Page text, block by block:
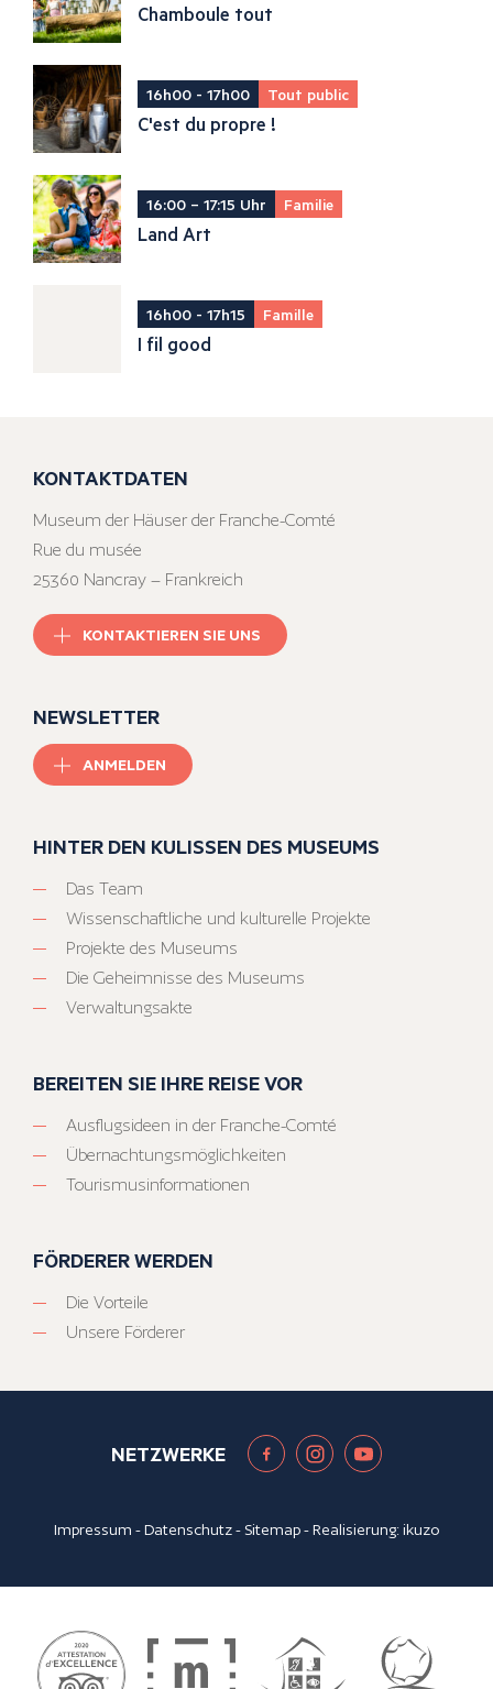
Chamboule tout
16h00 - 17h00 Tout public
C'est du propre !
16:00 – 17:15 Uhr Familie
Land Art
16h00 - 17h15 Famille
I fil good
KONTAKTDATEN
Museum der Häuser der Franche-Comté
Rue du musée
25360 Nancray – Frankreich
KONTAKTIEREN SIE UNS
NEWSLETTER
ANMELDEN
HINTER DEN KULISSEN DES MUSEUMS
Das Team
Wissenschaftliche und kulturelle Projekte
Projekte des Museums
Die Geheimnisse des Museums
Verwaltungsakte
BEREITEN SIE IHRE REISE VOR
Ausflugsideen in der Franche-Comté
Übernachtungsmöglichkeiten
Tourismusinformationen
FÖRDERER WERDEN
Die Vorteile
Unsere Förderer
NETZWERKE
Impressum -Datenschutz- Sitemap- Realisierung:ikuzo